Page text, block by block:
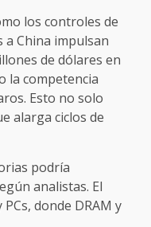
los controles de
a China impulsan
de dólares en
la competencia
Esto no solo
alarga ciclos de
podría
analistas. El
donde DRAM y